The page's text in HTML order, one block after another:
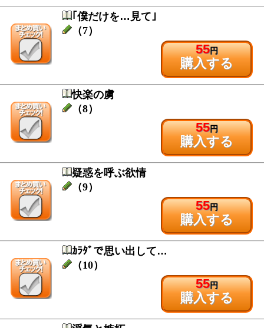
｢僕だけを…見て｣
（7）
55円
購入する
快楽の虜
（8）
55円
購入する
疑惑を呼ぶ欲情
（9）
55円
購入する
ｶﾗﾀﾞで思い出して…
（10）
55円
購入する